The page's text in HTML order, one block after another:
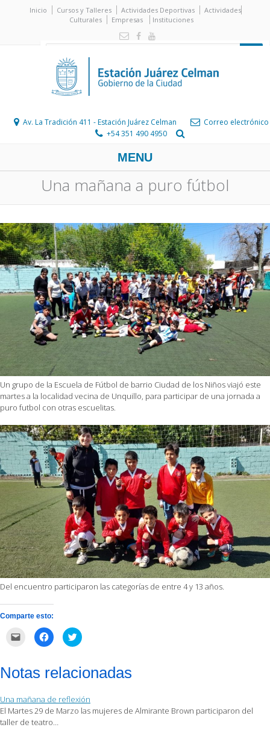
Inicio Cursos y Talleres Actividades Deportivas
Actividades
Culturales
Empresas Instituciones
Av. La Tradición 411 - Estación Juárez Celman
Correo electrónico
+54 351 490 4950
MENU
Una mañana a puro fútbol
Un grupo de la Escuela de Fútbol de barrio Ciudad de los Niños viajó este
martes a la localidad vecina de Unquillo, para participar de una jornada a
puro futbol con otras escuelitas.
Del encuentro participaron las categorías de entre 4 y 13 años.
Comparte esto:
correo
electrónico
amigo
(Se
abre
en
Haz
clic
Facebook
(Se
una
ventana
nueva)
Haz
clic
en
Twitter
(Se
una
ventana
nueva)
Notas relacionadas
Una mañana de reflexión
El Martes 29 de Marzo las mujeres de Almirante Brown participaron del
taller de teatro…